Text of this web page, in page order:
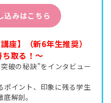
込みはこちら
】（新6年生推奨）
取る！～
破の秘訣”をインタビュー
ポイント、印象に残る学生
解剖。